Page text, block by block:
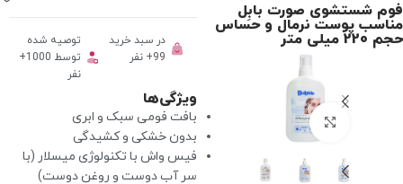
فوم شستشوی صورت بابِل
مناسب پوست نرمال و حساس
حجم 220 میلی متر
برای بزرگنمایی کلیک کنید
در سبد خرید
99+ نفر
توصیه شده
توسط 1000+
نفر
ویژگی‌ها
بافت فومی سبک و ابری
بدون خشکی و کشیدگی
فیس واش با تکنولوژی میسلار (با
سر آب دوست و روغن دوست)